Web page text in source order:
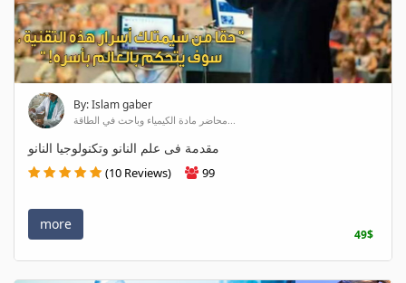
By: Islam gaber
محاضر مادة الكيمياء وباحث في الطاقة...
مقدمة فى علم النانو وتكنولوجيا النانو
(10 Reviews) 99
more
49$